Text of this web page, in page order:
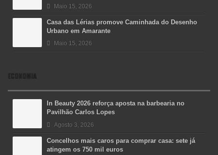
Maio 15, 2026
Casa das Lérias promove Caminhada do Desenho
Urbano em Amarante
Maio 15, 2026
ECONOMIA
In Beauty 2026 reforça aposta na barbearia no
Pavilhão Carlos Lopes
Agosto 3, 2026
Concelhos mais caros para comprar casa: sete já
atingem os 750 mil euros